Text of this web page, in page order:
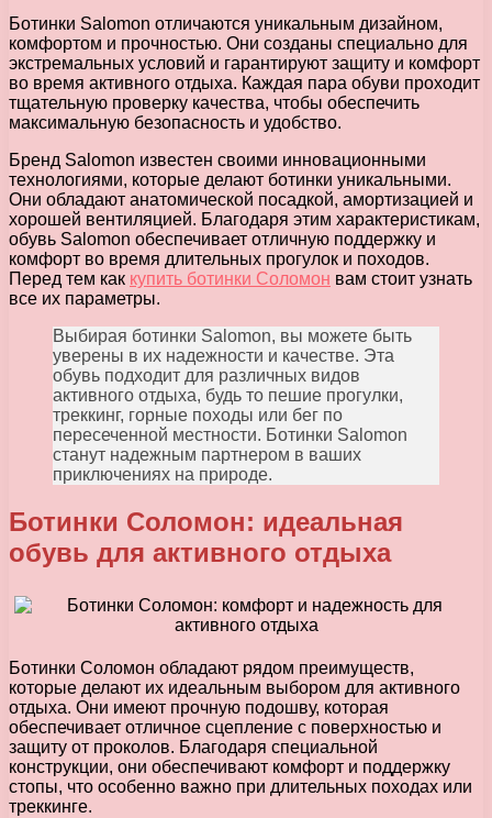
Ботинки Salomon отличаются уникальным дизайном,
комфортом и прочностью. Они созданы специально для
экстремальных условий и гарантируют защиту и комфорт
во время активного отдыха. Каждая пара обуви проходит
тщательную проверку качества, чтобы обеспечить
максимальную безопасность и удобство.
Бренд Salomon известен своими инновационными
технологиями, которые делают ботинки уникальными.
Они обладают анатомической посадкой, амортизацией и
хорошей вентиляцией. Благодаря этим характеристикам,
обувь Salomon обеспечивает отличную поддержку и
комфорт во время длительных прогулок и походов.
Перед тем как купить ботинки Соломон вам стоит узнать
все их параметры.
Выбирая ботинки Salomon, вы можете быть
уверены в их надежности и качестве. Эта
обувь подходит для различных видов
активного отдыха, будь то пешие прогулки,
треккинг, горные походы или бег по
пересеченной местности. Ботинки Salomon
станут надежным партнером в ваших
приключениях на природе.
Ботинки Соломон: идеальная
обувь для активного отдыха
Ботинки Соломон обладают рядом преимуществ,
которые делают их идеальным выбором для активного
отдыха. Они имеют прочную подошву, которая
обеспечивает отличное сцепление с поверхностью и
защиту от проколов. Благодаря специальной
конструкции, они обеспечивают комфорт и поддержку
стопы, что особенно важно при длительных походах или
треккинге.